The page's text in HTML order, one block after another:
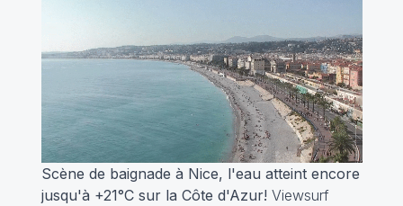
Scène de baignade à Nice, l'eau atteint encore
jusqu'à +21°C sur la Côte d'Azur! Viewsurf